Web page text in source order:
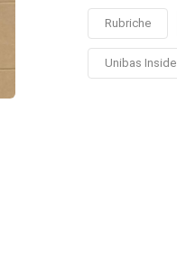
Rubriche
Unibas Inside